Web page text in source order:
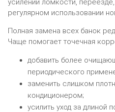
усилении ломкости,
регулярном использовании
Полная замена всех банок
Чаще помогает точечная
добавить более
периодического
заменить слишком
кондиционером;
усилить уход за длиной